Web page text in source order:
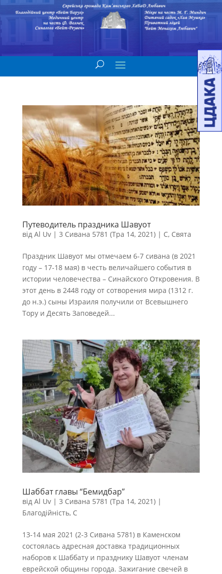
Путеводитель праздника Шавуот
від Al Uv| 3 Сивана 5781 (Тра 14, 2021)| С, Свята
Праздник Шавуот мы отмечаем 6-7 сивана (в 2021
году – 17-18 мая) в честь величайшего события в
истории человечества – Синайского Откровения. В
этот день в 2448 году от сотворения мира (1312 г.
до н.э.) сыны Израиля получили от Всевышнего
Тору и Десять Заповедей...
Шаббат главы “Бемидбар”
від Al Uv| 3 Сивана 5781 (Тра 14, 2021)|
Благодійність, С
13-14 мая 2021 (2-3 Сивана 5781) в Каменском
состоялась адресная доставка традиционных
наборов к Шаббату и празднику Шавуот членам
еврейской общины города. Зажигание свечей в